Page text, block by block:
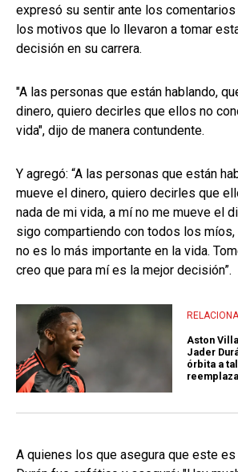
expresó su sentir ante los
los motivos que lo llevaron a tomar
decisión en su carrera.
"A las personas que están hablando,
dinero, quiero decirles que ellos no
vida", dijo de manera contundente.
Y agregó: “A las personas que están
mueve el dinero, quiero decirles que
nada de mi vida, a mí no me mueve el
sigo compartiendo con todos los míos,
no es lo más importante en la vida.
creo que para mí es la mejor decisión”.
Aston
Jader
órbita a
A quienes los que asegura que este